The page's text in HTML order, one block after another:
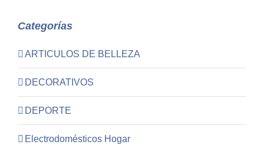
Categorías
ARTICULOS DE BELLEZA
DECORATIVOS
DEPORTE
Electrodomésticos Hogar